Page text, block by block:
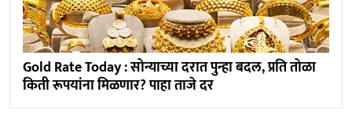
Gold Rate Today : सोन्याच्या दरात पुन्हा बदल, प्रति तोळा
किती रूपयांना मिळणार? पाहा ताजे दर